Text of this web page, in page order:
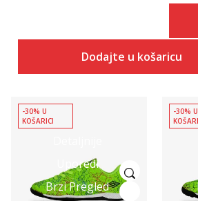
Dodajte u košaricu
Uporedi
Brzi Pregled
-30% U
KOŠARICI
-30% U